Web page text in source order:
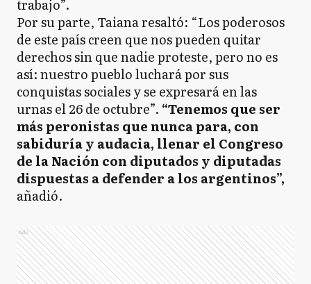
trabajo”.
Por su parte, Taiana resaltó: “Los poderosos
de este país creen que nos pueden quitar
derechos sin que nadie proteste, pero no es
así: nuestro pueblo luchará por sus
conquistas sociales y se expresará en las
urnas el 26 de octubre”. “Tenemos que ser
más peronistas que nunca para, con
sabiduría y audacia, llenar el Congreso
de la Nación con diputados y diputadas
dispuestas a defender a los argentinos”,
añadió.
Ads